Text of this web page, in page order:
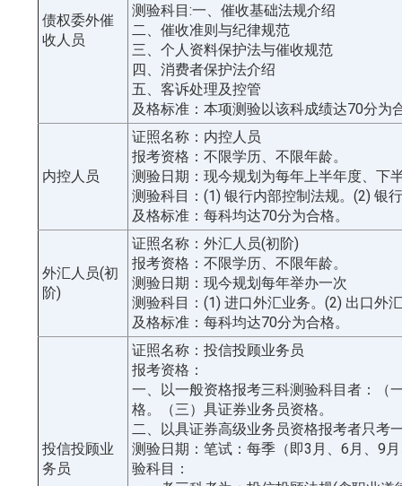
债权委外催
收人员
测验科目:一、催收基础法规介绍
二、催收准则与纪律规范
三、个人资料保护法与催收规范
四、消费者保护法介绍
五、客诉处理及控管
及格标准：本项测验以该科成绩达70分为
内控人员
证照名称：内控人员
报考资格：不限学历、不限年龄。
测验日期：现今规划为每年上半年度、下
测验科目：(1) 银行内部控制法规。(2) 银
及格标准：每科均达70分为合格。
外汇人员(初
阶)
证照名称：外汇人员(初阶)
报考资格：不限学历、不限年龄。
测验日期：现今规划每年举办一次
测验科目：(1) 进口外汇业务。(2) 出口外
及格标准：每科均达70分为合格。
投信投顾业
务员
证照名称：投信投顾业务员
报考资格：
一、以一般资格报考三科测验科目者：（
格。（三）具证券业务员资格。
二、以具证券高级业务员资格报考者只考
测验日期：笔试：每季（即3月、6月、9
验科目：